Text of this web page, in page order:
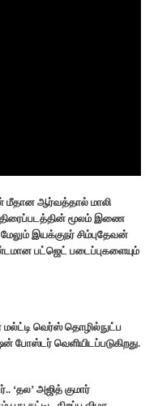
மீதான ஆர்வத்தால் மாலி
திரைப்படத்தின் மூலம் இணை
இயக்குநர் சிம்புதேவன்
பட்ஜெட் படைப்புகளையும்
வெர்ஸ் தொழில்நுட்ப
போஸ்டர் வெளியிடப்படுகிறது.
அஜித் குமார்